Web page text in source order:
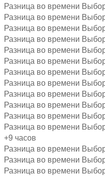
Разница во времени
Разница во времени
Разница во времени
Разница во времени
Разница во времени
Разница во времени
Разница во времени
Разница во времени
Разница во времени
Разница во времени
Разница во времени
Разница во времени
+9 часов
Разница во времени
Разница во времени
Разница во времени